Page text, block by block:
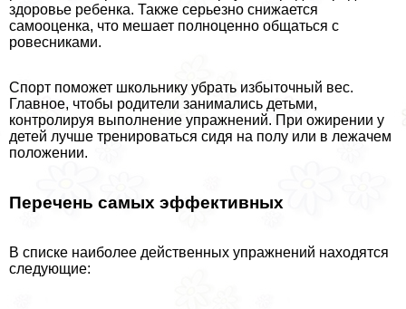
здоровье ребенка. Также серьезно снижается
самооценка, что мешает полноценно общаться с
ровесниками.
Спорт поможет школьнику убрать избыточный вес.
Главное, чтобы родители занимались детьми,
контролируя выполнение упражнений. При ожирении у
детей лучше тренироваться сидя на полу или в лежачем
положении.
Перечень самых эффективных
В списке наиболее действенных упражнений находятся
следующие: